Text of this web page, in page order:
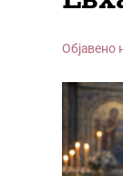
Објавено